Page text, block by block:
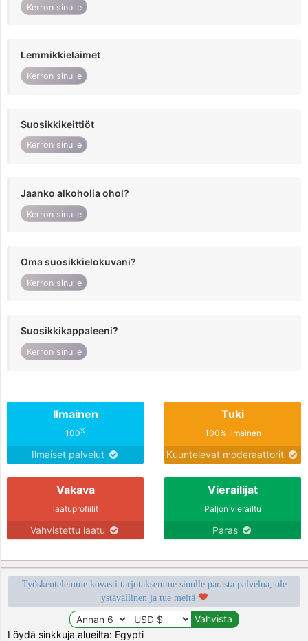
Kerron sinulle
Lemmikkieläimet
Kerron sinulle
Suosikkikeittiöt
Kerron sinulle
Jaanko alkoholia ohol?
Kerron sinulle
Oma suosikkielokuvani?
Kerron sinulle
Suosikkikappaleeni?
Kerron sinulle
Ilmainen
100%
Ilmaiset palvelut
Tuki
100% ilmainen
Kuuntelevat moderaattorit
Vakava
laatuprofiilit
Vahvistettu laatu
Vierailijat
Paljon vierailtu
Paras
Työskentelemme kovasti tarjotaksemme sinulle parasta palvelua, ole
ystävällinen ja tue meitä
Löydä sinkkuja alueilta: Egypti